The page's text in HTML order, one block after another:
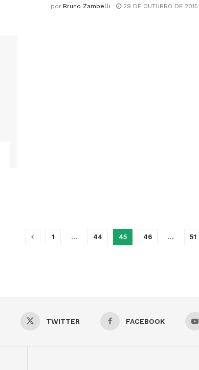
por Bruno Zambelli 29 DE OUTUBRO DE 2015
1 … 44 45 46 … 51
TWITTER FACEBOOK